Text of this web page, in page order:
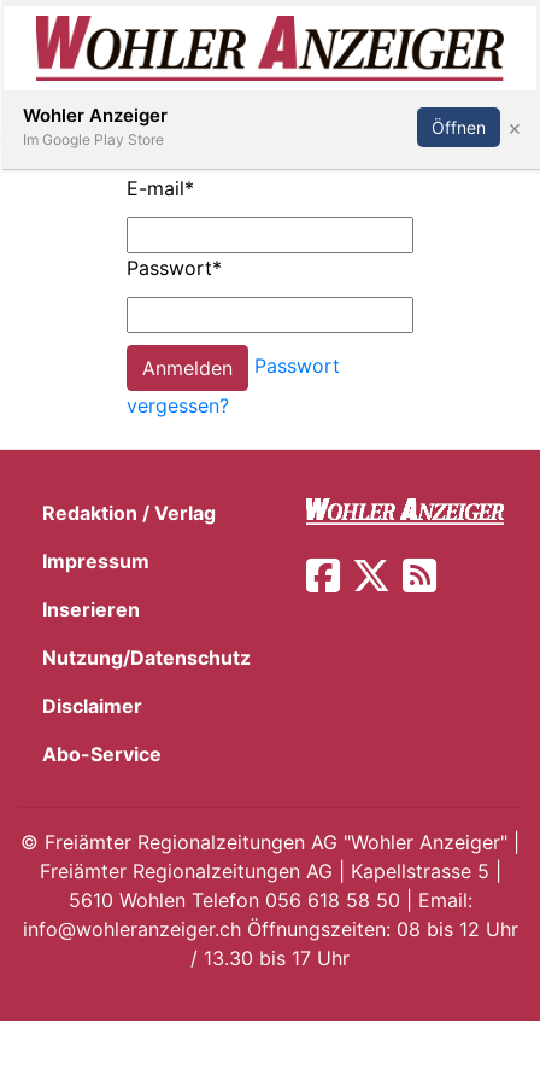
E-
App
Inserieren Abonnieren Anmelden
E-mail*
Passwort*
Passwort
vergessen?
Redaktion / Verlag
Impressum
Inserieren
Nutzung/Datenschutz
Disclaimer
Abo-Service
© Freiämter Regionalzeitungen AG "Wohler Anzeiger" |
Freiämter Regionalzeitungen AG | Kapellstrasse 5 |
5610 Wohlen Telefon 056 618 58 50 | Email:
info@wohleranzeiger.ch Öffnungszeiten: 08 bis 12 Uhr
/ 13.30 bis 17 Uhr
Wohler Anzeiger
Im Google Play Store
Öffnen ×